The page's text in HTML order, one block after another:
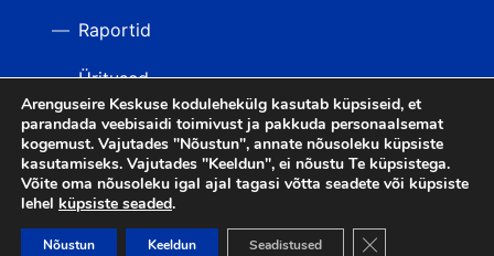
LIITU UUDISKIRJAGA
TAGASI ÜLES
Raportid
Üritused
Videod
Arenguseire Keskuse kodulehekülg kasutab küpsiseid, et
parandada veebisaidi toimivust ja pakkuda personaalsemat
kogemust. Vajutades "Nõustun", annate nõusoleku küpsiste
kasutamiseks. Vajutades "Keeldun", ei nõustu Te küpsistega.
Võite oma nõusoleku igal ajal tagasi võtta seadete või küpsiste
lehel küpsiste seaded.
Nõustun Keeldun Seadistused Close GDPR